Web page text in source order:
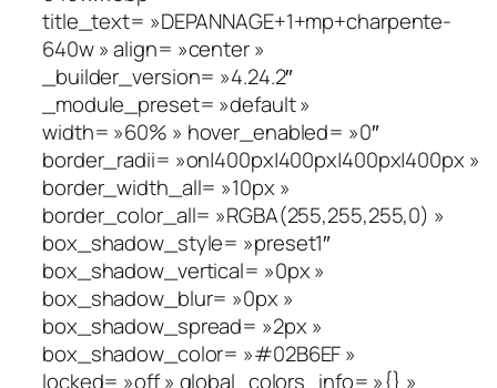
title_text= »DEPANNAGE+1+mp+charpente-
640w » align= »center »
_builder_version= »4.24.2″
_module_preset= »default »
width= »60% » hover_enabled= »0″
border_radii= »on|400px|400px|400px|400px »
border_width_all= »10px »
border_color_all= »RGBA(255,255,255,0) »
box_shadow_style= »preset1″
box_shadow_vertical= »0px »
box_shadow_blur= »0px »
box_shadow_spread= »2px »
box_shadow_color= »#02B6EF »
locked= »off » global_colors_info= »{} »